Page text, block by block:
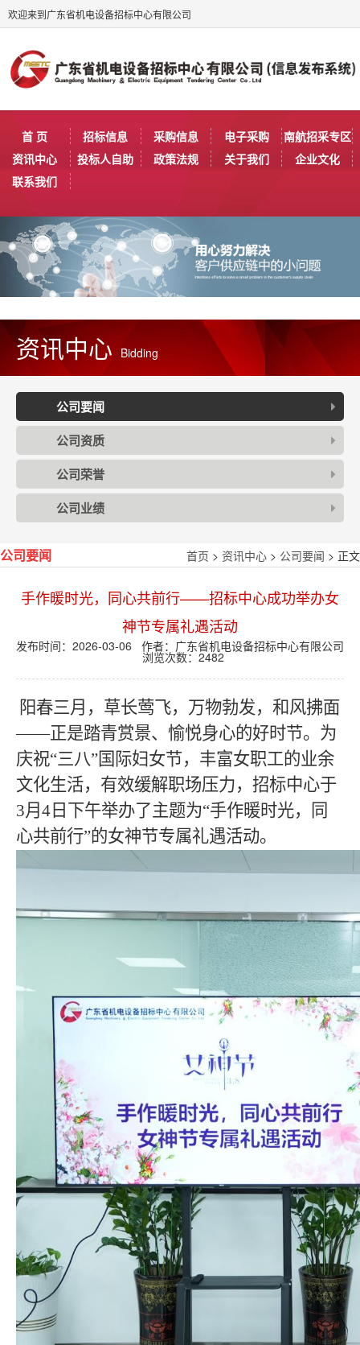
欢迎来到广东省机电设备招标中心有限公司
首 页 招标信息 采购信息 电子采购
南航招采专区
资讯中心
投标人自助 政策法规 关于我们
企业文化
联系我们
资讯中心 Bidding
公司要闻
公司资质
公司荣誉
公司业绩
公司要闻 首页 > 资讯中心 > 公司要闻 > 正文
手作暖时光，同心共前行——招标中心成功举办女
神节专属礼遇活动
发布时间：2026-03-06 作者：广东省机电设备招标中心有限公司
浏览次数：2482
阳春三月，草长莺飞，万物勃发，和风拂面
——正是踏青赏景、愉悦身心的好时节。为
庆祝“三八”国际妇女节，丰富女职工的业余
文化生活，有效缓解职场压力， 招标中心于
3月 4 日下午举办了主题为“手作暖时光，同
心共前行”的女神节专属礼遇活动。